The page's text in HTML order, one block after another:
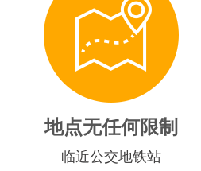
地点无任何限制
临近公交地铁站